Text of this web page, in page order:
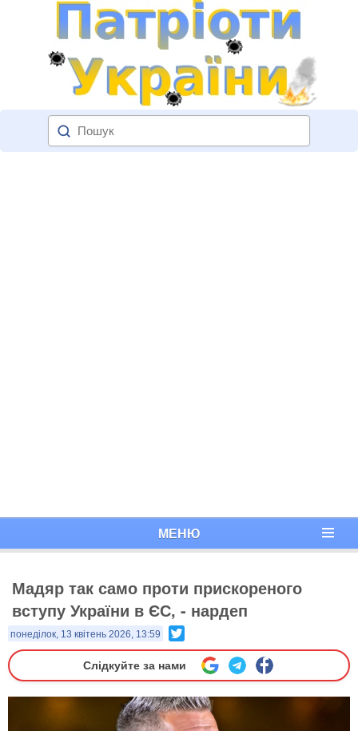
МЕНЮ
Мадяр так само проти прискореного
вступу України в ЄС, - нардеп
понеділок, 13 квітень 2026, 13:59
Слідкуйте за нами